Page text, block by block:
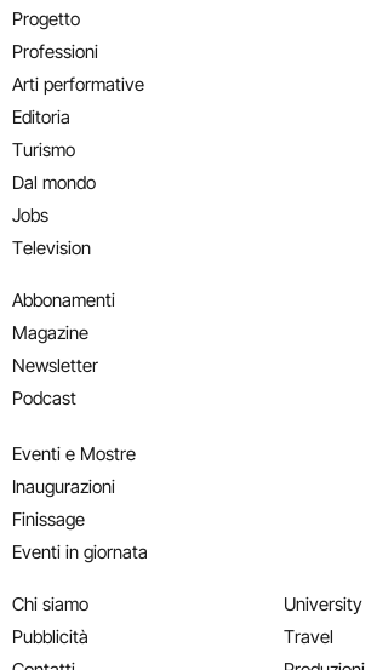
Progetto
Professioni
Arti performative
Editoria
Turismo
Dal mondo
Jobs
Television
Abbonamenti
Magazine
Newsletter
Podcast
Eventi e Mostre
Inaugurazioni
Finissage
Eventi in giornata
Chi siamo
Pubblicità
University
Travel